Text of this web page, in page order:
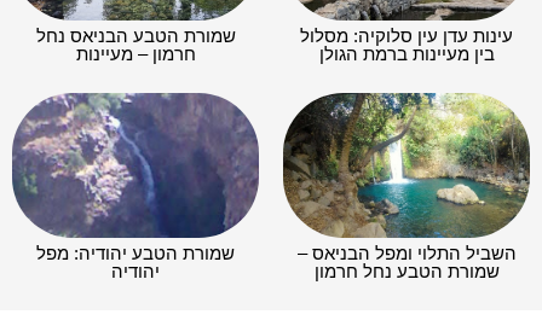
עינות עדן עין סלוקיה: מסלול
בין מעיינות ברמת הגולן
שמורת הטבע הבניאס נחל
חרמון – מעיינות
השביל התלוי ומפל הבניאס –
שמורת הטבע נחל חרמון
שמורת הטבע יהודיה: מפל
יהודיה